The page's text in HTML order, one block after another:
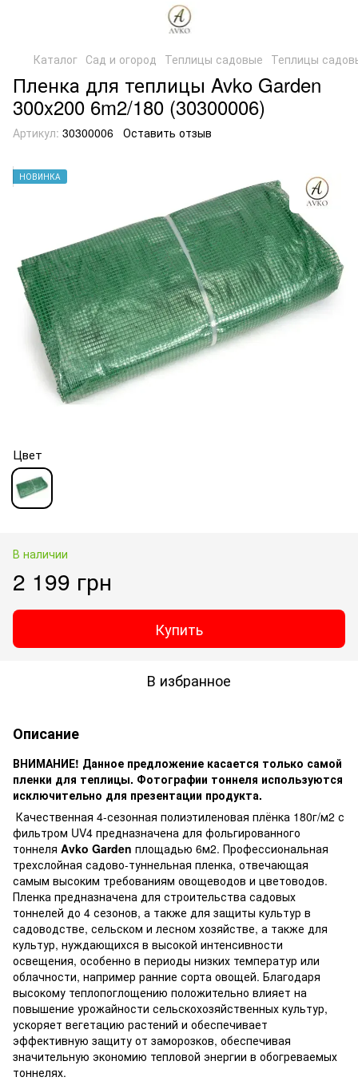
Каталог Сад и огород Теплицы садовые Теплицы
Пленка для теплицы Avko Garden
300x200 6m2/180 (30300006)
Артикул: 30300006 Оставить отзыв
НОВИНКА
Цвет
В наличии
2 199 грн
Купить
В избранное
Описание
ВНИМАНИЕ! Данное предложение касается только самой
пленки для теплицы. Фотографии тоннеля используются
исключительно для презентации продукта.
Качественная 4-сезонная полиэтиленовая плёнка 180г/м2 с
фильтром UV4 предназначена для фольгированного
тоннеля Avko Garden площадью 6м2. Профессиональная
трехслойная садово-туннельная пленка, отвечающая
самым высоким требованиям овощеводов и цветоводов.
Пленка предназначена для строительства садовых
тоннелей до 4 сезонов, а также для защиты культур в
садоводстве, сельском и лесном хозяйстве, а также для
культур, нуждающихся в высокой интенсивности
освещения, особенно в периоды низких температур или
облачности, например ранние сорта овощей. Благодаря
высокому теплопоглощению положительно влияет на
повышение урожайности сельскохозяйственных культур,
ускоряет вегетацию растений и обеспечивает
эффективную защиту от заморозков, обеспечивая
значительную экономию тепловой энергии в обогреваемых
тоннелях.